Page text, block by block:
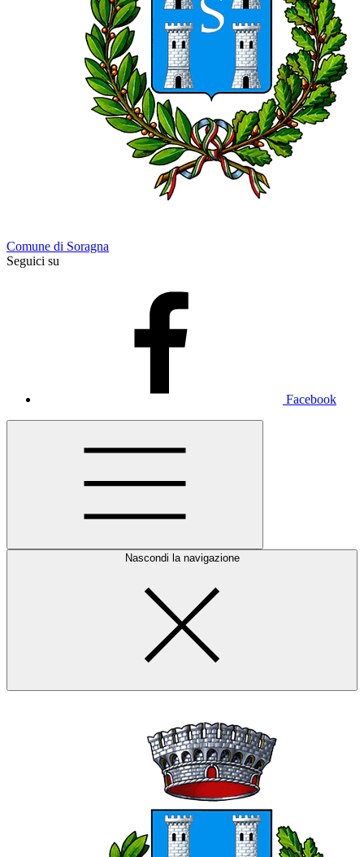
Comune di Soragna
Seguici su
Facebook
Nascondi la navigazione